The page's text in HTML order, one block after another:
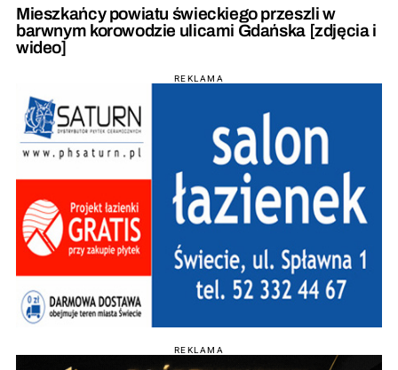
Mieszkańcy powiatu świeckiego przeszli w
barwnym korowodzie ulicami Gdańska [zdjęcia i
wideo]
REKLAMA
REKLAMA